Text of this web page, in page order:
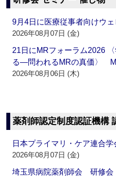
9月4日に医療従事者向けウ
2026年08月07日 (金)
21日にMRフォーラム2026
る―問われるMRの真価〉
2026年08月06日 (木)
薬剤師認定制度認証機構
日本プライマリ・ケア連合
2026年08月07日 (金)
埼玉県病院薬剤師会 研修